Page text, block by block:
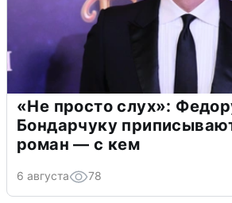
«Не просто слух»:
Бондарчуку
роман — с кем
6 августа 78